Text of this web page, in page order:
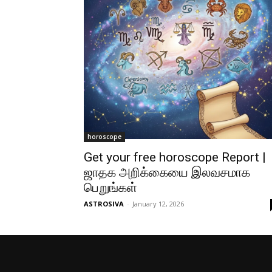
horoscope
Get your free horoscope Report |
ஜாதக அறிக்கையை இலவசமாக
பெறுங்கள்
ASTROSIVA - January 12, 2026